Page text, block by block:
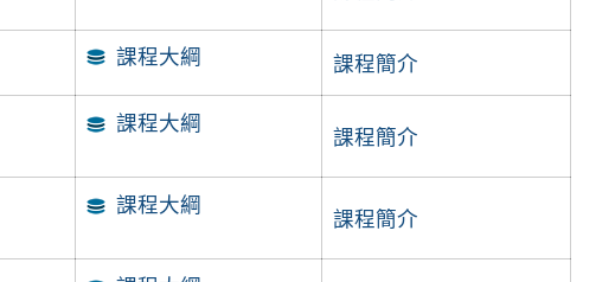
課程大綱 課程簡介
課程大綱
課程簡介
課程大綱
課程簡介